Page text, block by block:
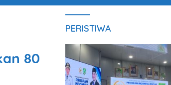
80
PERISTIWA